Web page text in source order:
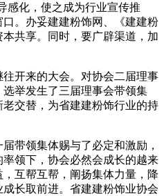
化，使之成为行业宣传推
。办妥建建粉饰网、《建建粉
共享。同时，要广辟渠道，加
开来的大会。对协会二届理事
举发生了三届理事会带领集
交替，为省建建粉饰行业的持
领集体赐与了必定和激励，
领下，协会必然会成长的越来
互帮互帮，阐扬集体力量，降
长取前进。省建建粉饰业协会